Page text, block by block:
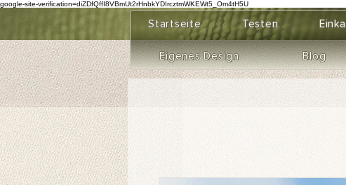
google-site-verification=diZDfQffI8VBmUt2rHnbkYDIrcztmWKEWt5_Om4tH5U
Startseite Testen
Eigenes Design Blog